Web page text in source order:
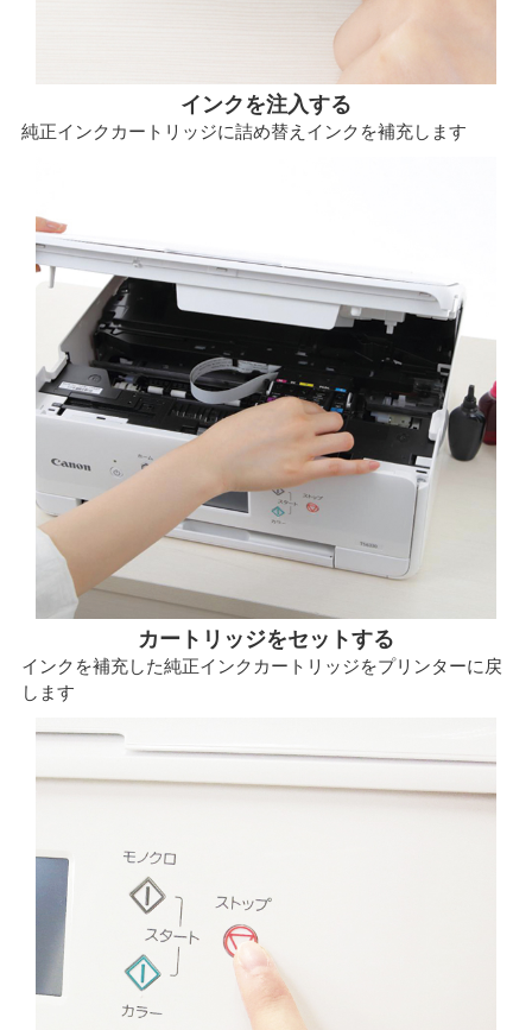
インクを注入する
純正インクカートリッジに詰め替えインクを補充します
カートリッジをセットする
インクを補充した純正インクカートリッジをプリンターに戻
します